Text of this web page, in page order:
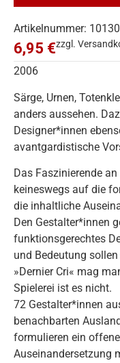
Artikelnummer:
6,95 €zzgl.
2006
Särge, Urnen,
anders aussehen.
Designer*innen
avantgardistische
Das Faszinierende
keineswegs auf die
die inhaltliche
Den Gestalter*innen
funktionsgerechtes
und Bedeutung
»Dernier Cri« mag
Spielerei ist es nicht.
72 Gestalter*innen
benachbarten
formulieren ein
Auseinandersetzung